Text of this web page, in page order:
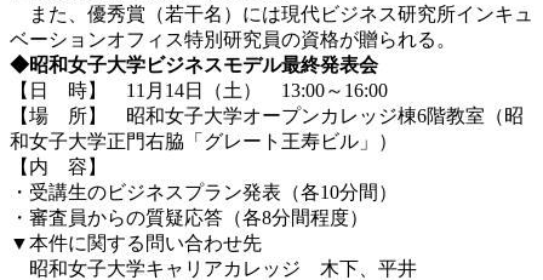
また、優秀賞（若干名）には現代ビジネス研究所インキュ
ベーションオフィス特別研究員の資格が贈られる。
◆昭和女子大学ビジネスモデル最終発表会
【日 時】 11月14日（土） 13:00～16:00
【場 所】 昭和女子大学オープンカレッジ棟6階教室（昭
和女子大学正門右脇「グレート王寿ビル」）
【内 容】
・受講生のビジネスプラン発表（各10分間）
・審査員からの質疑応答（各8分間程度）
▼本件に関する問い合わせ先
昭和女子大学キャリアカレッジ 木下、平井